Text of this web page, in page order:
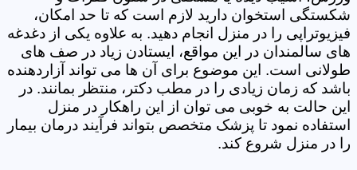
شکستگی استخوان دارید لازم است که تا حد امکان،
فیزیوتراپی را در منزل انجام دهید. به علاوه یکی از دغدغه
های سالمندان در این مواقع، ایستادن زیاد در صف های
طولانی است. این موضوع برای آن ها می تواند آزاردهنده
باشد که زمان زیادی را در مطب دکتر، منتظر بمانند. در
این حالت به خوبی می توان از این راهکار در منزل
استفاده نمود تا پزشک متخصص بتواند فرآیند درمان بیمار
را در منزل شروع کند.